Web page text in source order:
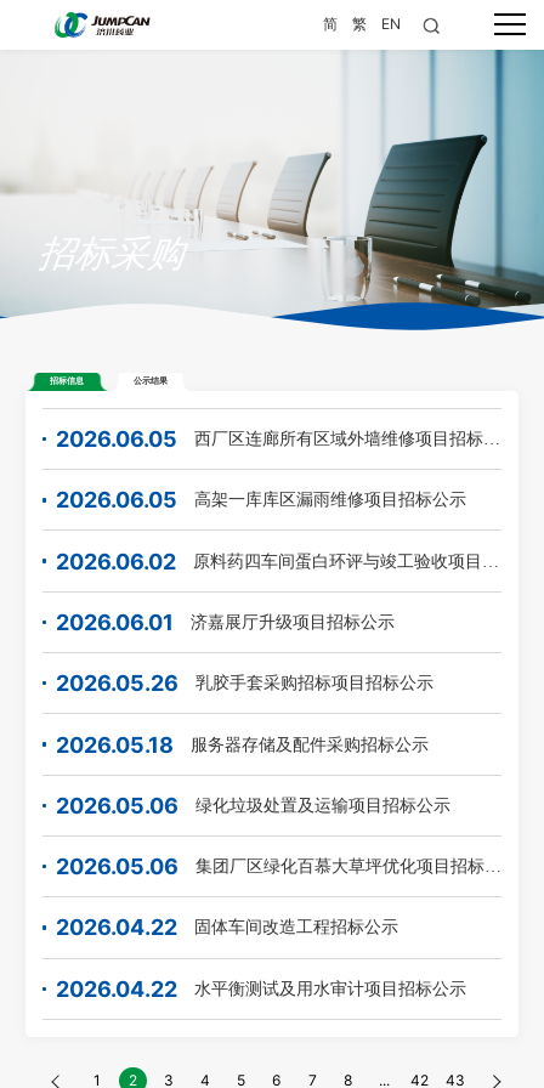
简 繁 EN
招标采购
招标信息 公示结果
2026.06.05 西厂区连廊所有区域外墙维修项目招标公示
2026.06.05 高架一库库区漏雨维修项目招标公示
2026.06.02
2026.06.01 济嘉展厅升级项目招标公示
2026.05.26 乳胶手套采购招标项目招标公示
2026.05.18 服务器存储及配件采购招标公示
2026.05.06 绿化垃圾处置及运输项目招标公示
2026.05.06 集团厂区绿化百慕大草坪优化项目招标公示
2026.04.22 固体车间改造工程招标公示
2026.04.22 水平衡测试及用水审计项目招标公示
1 2 3 4 5 6 7 8 ... 42 43